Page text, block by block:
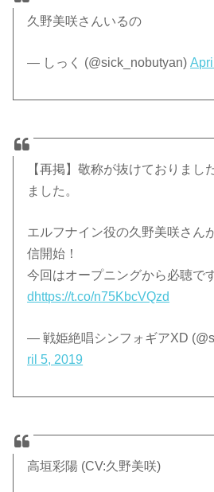
久野美咲さんいるの
— しっく (@sick_nobutyan)
【再掲】敬称が抜けておりまし
ました。
エルフナイン役の久野美咲さん
信開始！
今回はオープニングから必聴で
d https://t.co/n75KbcVQzd
— 戦姫絶唱シンフォギアXD
ril 5, 2019
高垣彩陽 (CV:久野美咲)